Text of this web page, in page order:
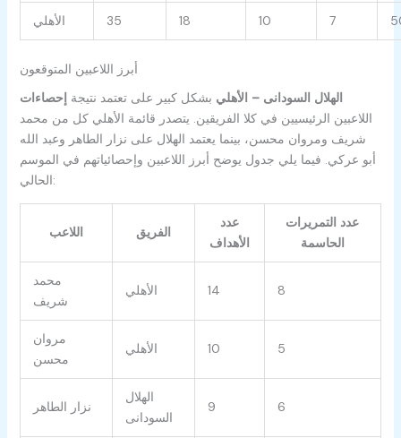
الأهلي 35 18 10 7
أبرز اللاعبين المتوقعون
تعتمد نتيجة
إحصاءات ‎الهلال السودانى – الأهلي بشكل كبير على
اللاعبين الرئيسيين في كلا الفريقين. يتصدر قائمة الأهلي كل من محمد
شريف ومروان محسن، بينما يعتمد الهلال على نزار الطاهر وعبد الله
أبو عركي. فيما يلي جدول يوضح أبرز اللاعبين وإحصائياتهم في الموسم
الحالي:
اللاعب الفريق
عدد
الأهداف
عدد التمريرات
الحاسمة
محمد
شريف
الأهلي 14 8
مروان
محسن
الأهلي 10 5
نزار الطاهر
الهلال
السودانى
9 6